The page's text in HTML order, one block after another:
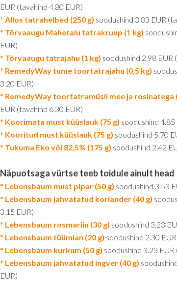
EUR (tavahind 4.80 EUR)
* Allos tatrahelbed (250 g) soodushind 3.83 EUR
* Tõrvaaugu Mahetalu tatrakruup (1 kg)
EUR)
* Tõrvaaugu tatrajahu (1 kg) soodushind 2.98 EUR
* RemedyWay tume toortatrajahu (0,5 kg)
3.20 EUR)
* RemedyWay toortatramüsli mee ja rosinatega
EUR (tavahind 6.30 EUR)
* Koorimata must küüslauk (75 g) soodushind
* Kooritud must küüslauk (75 g) soodushind 5.70
* Tukuma Eko või 82,5% (175 g) soodushind 2.42
Näpuotsaga vürtse teeb toidule ainult head
* Lebensbaum must pipar (50 g) soodushind 3.53
* Lebensbaum jahvatatud koriander (40 g)
3.15 EUR)
* Lebensbaum rosmariin (30 g) soodushind 3.23
* Lebensbaum tüümian (20 g) soodushind 2.30
* Lebensbaum kurkum (50 g) soodushind 3.23
* Lebensbaum jahvatatud ingver (40 g)
EUR)